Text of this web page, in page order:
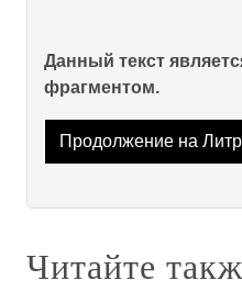
Данный текст
фрагментом.
Продолжение на
Читайте